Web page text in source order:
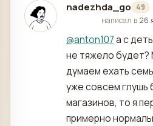
nadezhda_go 49
отредактировано
написал в 26
@anton107а с
не тяжело будет?
думаем ехать
уже совсем глушь
магазинов, то я
примерно